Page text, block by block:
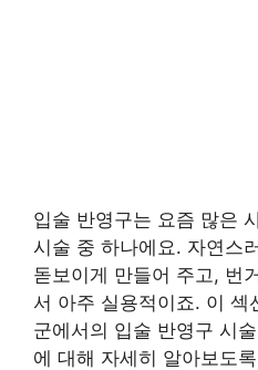
입술 반영구는 요즘 많은
시술 중 하나에요. 자연스
돋보이게 만들어 주고, 번
서 아주 실용적이죠. 이 섹
군에서의 입술 반영구 시
에 대해 자세히 알아보도